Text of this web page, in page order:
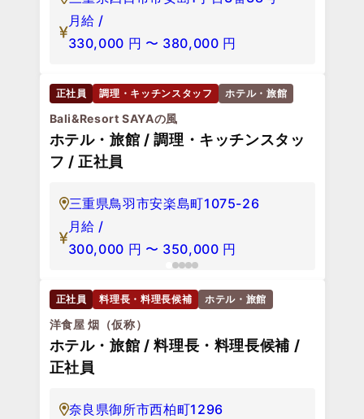
月給 /
330,000 円 〜 380,000 円
正社員 調理・キッチンスタッフ ホテル・旅館
Bali&Resort SAYAの風
ホテル・旅館 / 調理・キッチンスタッ
フ / 正社員
三重県鳥羽市安楽島町1075-26
月給 /
300,000 円 〜 350,000 円
正社員 料理長・料理長候補 ホテル・旅館
洋食屋 烟（仮称）
ホテル・旅館 / 料理長・料理長候補 /
正社員
奈良県御所市西柏町1296